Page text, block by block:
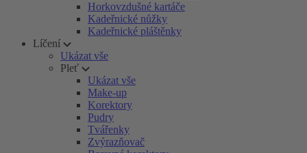
Horkovzdušné kartáče
Kadeřnické nůžky
Kadeřnické pláštěnky
Líčení
Ukázat vše
Pleť
Ukázat vše
Make-up
Korektory
Pudry
Tvářenky
Zvýrazňovač